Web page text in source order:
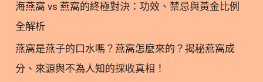
海燕窩 vs 燕窩的終極對決：功效、禁忌與黃金比例
全解析
燕窩是燕子的口水嗎？燕窩怎麼來的？揭秘燕窩成
分、來源與不為人知的採收真相！